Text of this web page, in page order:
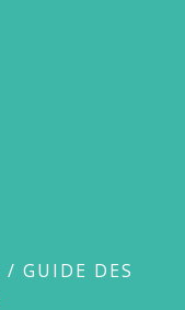
/ GUIDE DES